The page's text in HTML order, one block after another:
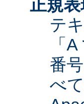
正規
テ
「
番
べ